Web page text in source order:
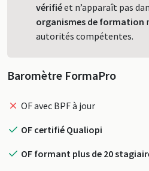
vérifiéet n’apparaît pas
organismes de formation
autorités compétentes.
Baromètre FormaPro
OF avec BPF à jour
OF certifié Qualiopi
OF formant plus de 20